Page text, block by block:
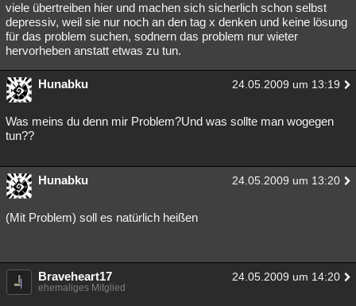
viele übertreiben hier und machen sich sicherlich schon selbst
depressiv, weil sie nur noch an den tag x denken und keine lösung
für das problem suchen, sodnern das problem nur wieter
hervorheben anstatt etwas zu tun.
Hunabku 24.05.2009 um 13:19
Was meins du denn mir Problem?Und was sollte man wogegen
tun??
Hunabku 24.05.2009 um 13:20
(Mit Problem) soll es natürlich heißen
Braveheart17 24.05.2009 um 14:20
ehemaliges Mitglied